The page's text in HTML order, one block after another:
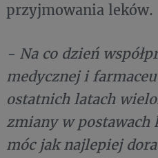
przyjmowania leków.
- Na co dzień
medycznej i
ostatnich latach
zmiany w postawach
móc jak najlepiej